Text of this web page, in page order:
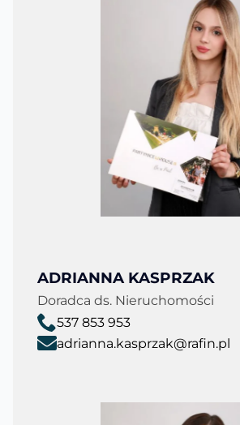
ADRIANNA KASPRZAK
Doradca ds. Nieruchomości
537 853 953
adrianna.kasprzak@rafin.pl